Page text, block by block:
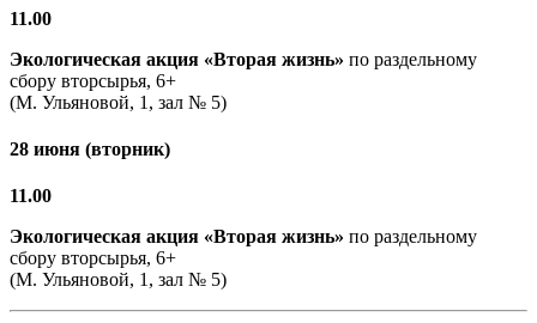
11.00
Экологическая акция «Вторая жизнь» по раздельному
сбору вторсырья, 6+
(М. Ульяновой, 1, зал № 5)
28 июня (вторник)
11.00
Экологическая акция «Вторая жизнь» по раздельному
сбору вторсырья, 6+
(М. Ульяновой, 1, зал № 5)